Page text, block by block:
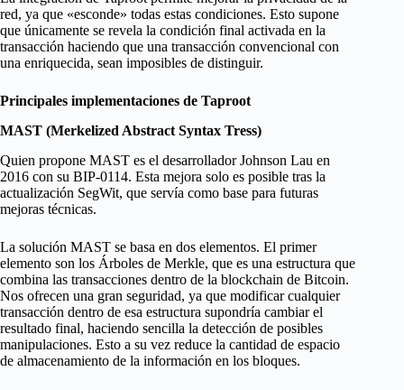
red, ya que «esconde» todas estas condiciones. Esto supone
que únicamente se revela la condición final activada en la
transacción haciendo que una transacción convencional con
una enriquecida, sean imposibles de distinguir.
Principales implementaciones de Taproot
MAST (Merkelized Abstract Syntax Tress)
Quien propone MAST es el desarrollador Johnson Lau en
2016 con su BIP-0114. Esta mejora solo es posible tras la
actualización SegWit, que servía como base para futuras
mejoras técnicas.
La solución MAST se basa en dos elementos. El primer
elemento son los Árboles de Merkle, que es una estructura que
combina las transacciones dentro de la blockchain de Bitcoin.
Nos ofrecen una gran seguridad, ya que modificar cualquier
transacción dentro de esa estructura supondría cambiar el
resultado final, haciendo sencilla la detección de posibles
manipulaciones. Esto a su vez reduce la cantidad de espacio
de almacenamiento de la información en los bloques.